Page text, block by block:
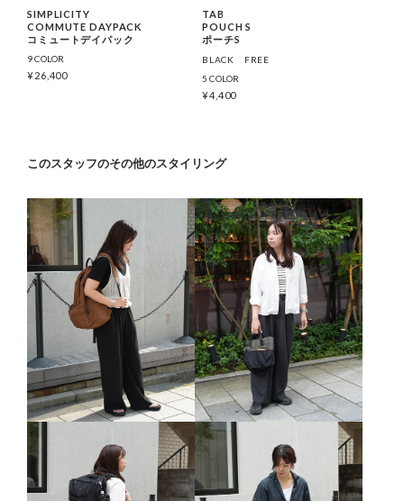
SIMPLICITY
COMMUTE DAYPACK
コミュートデイパック
9 COLOR
¥26,400
TAB
POUCH S
ポーチS
BLACK
FREE
5 COLOR
¥4,400
このスタッフのその他のスタイリング